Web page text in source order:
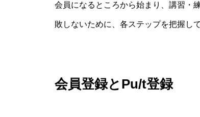
会員になるところから始まり、講習・
敗しないために、各ステップを把握し
会員登録とPu/t登録